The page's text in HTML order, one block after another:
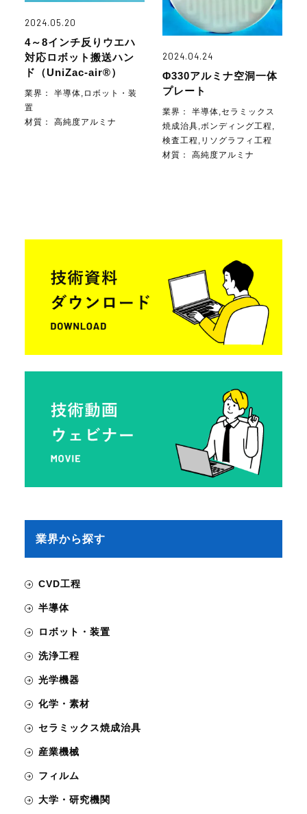
2024.05.20
4～8インチ反りウエハ
対応ロボット搬送ハン
ド（UniZac-air®）
業界： 半導体,ロボット・装
置
材質： 高純度アルミナ
2024.04.24
Φ330アルミナ空洞一体
プレート
業界：半導体,セラミックス
焼成治具,ボンディング工程,
検査工程,リソグラフィ工程
材質：高純度アルミナ
業界から探す
CVD工程
半導体
ロボット・装置
洗浄工程
光学機器
化学・素材
セラミックス焼成治具
産業機械
フィルム
大学・研究機関